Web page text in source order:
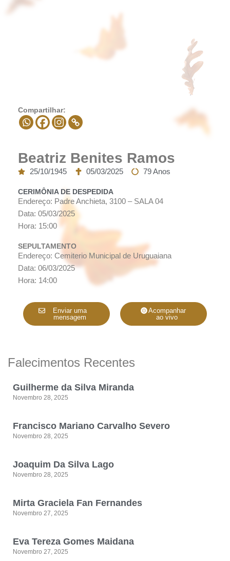
Compartilhar:
Beatriz Benites Ramos
25/10/1945 05/03/2025 79 Anos
CERIMÔNIA DE DESPEDIDA
Endereço: Padre Anchieta, 3100 – SALA 04
Data: 05/03/2025
Hora: 15:00
SEPULTAMENTO
Endereço: Cemiterio Municipal de Uruguaiana
Data: 06/03/2025
Hora: 14:00
Enviar uma
mensagem
Acompanhar
ao vivo
Falecimentos Recentes
Guilherme da Silva Miranda
Novembro 28, 2025
Francisco Mariano Carvalho Severo
Novembro 28, 2025
Joaquim Da Silva Lago
Novembro 28, 2025
Mirta Graciela Fan Fernandes
Novembro 27, 2025
Eva Tereza Gomes Maidana
Novembro 27, 2025